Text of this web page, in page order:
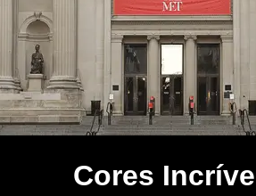
Cores